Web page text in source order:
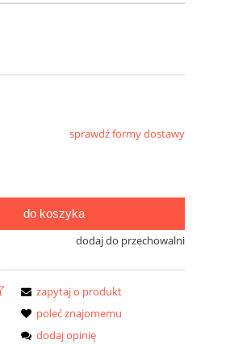
sprawdź formy dostawy
do koszyka
dodaj do przechowalni
zapytaj o produkt
poleć znajomemu
dodaj opinię